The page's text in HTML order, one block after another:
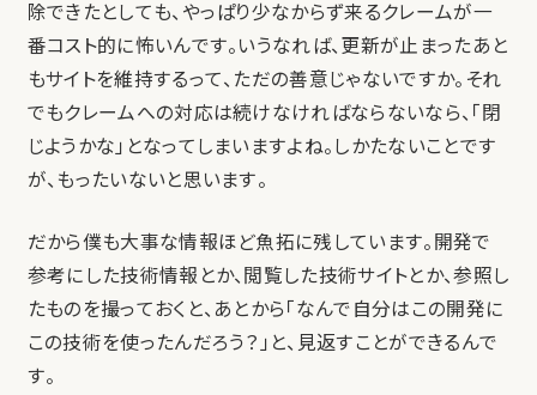
除できたとしても、やっぱり少なからず来るクレームが一
番コスト的に怖いんです。いうなれば、更新が止まったあと
もサイトを維持するって、ただの善意じゃないですか。それ
でもクレームへの対応は続けなければならないなら、「閉
じようかな」となってしまいますよね。しかたないことです
が、もったいないと思います。
だから僕も大事な情報ほど魚拓に残しています。開発で
参考にした技術情報とか、閲覧した技術サイトとか、参照し
たものを撮っておくと、あとから「なんで自分はこの開発に
この技術を使ったんだろう？」と、見返すことができるんで
す。